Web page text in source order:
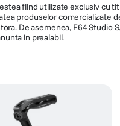
fiind utilizate exclusiv cu
produselor comercializate
De asemenea, F64 Studio
in prealabil.